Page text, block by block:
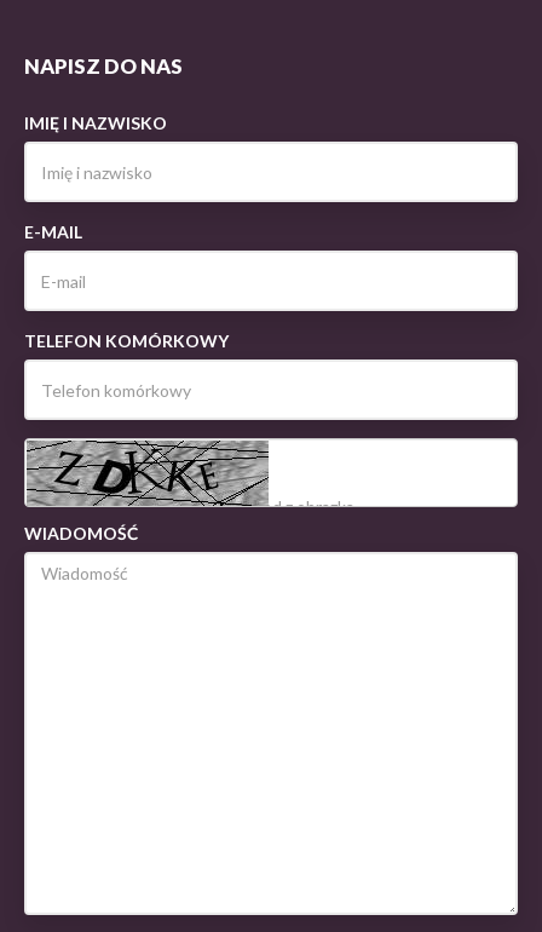
NAPISZ DO NAS
IMIĘ I NAZWISKO
E-MAIL
TELEFON KOMÓRKOWY
WIADOMOŚĆ